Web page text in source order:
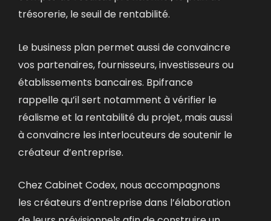
trésorerie, le seuil de rentabilité.
Le business plan permet aussi de convaincre
vos partenaires, fournisseurs, investisseurs ou
établissements bancaires. Bpifrance
rappelle qu’il sert notamment à vérifier le
réalisme et la rentabilité du projet, mais aussi
à convaincre les interlocuteurs de soutenir le
créateur d’entreprise.
Chez Cabinet Codex, nous accompagnons
les créateurs d’entreprise dans l’élaboration